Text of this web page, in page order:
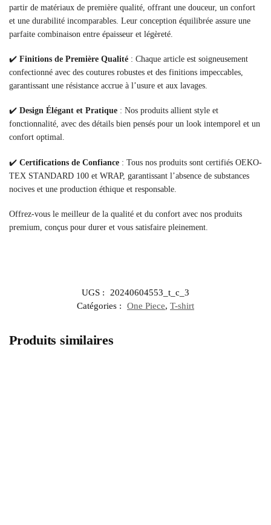
partir de matériaux de première qualité, offrant une douceur, un confort
et une durabilité incomparables. Leur conception équilibrée assure une
parfaite combinaison entre épaisseur et légèreté.
✔️ Finitions de Première Qualité : Chaque article est soigneusement
confectionné avec des coutures robustes et des finitions impeccables,
garantissant une résistance accrue à l’usure et aux lavages.
✔️ Design Élégant et Pratique : Nos produits allient style et
fonctionnalité, avec des détails bien pensés pour un look intemporel et un
confort optimal.
✔️ Certifications de Confiance : Tous nos produits sont certifiés OEKO-
TEX STANDARD 100 et WRAP, garantissant l’absence de substances
nocives et une production éthique et responsable.
Offrez-vous le meilleur de la qualité et du confort avec nos produits
premium, conçus pour durer et vous satisfaire pleinement.
UGS :
20240604553_t_c_3
Catégories :
One Piece, T-shirt
Produits similaires